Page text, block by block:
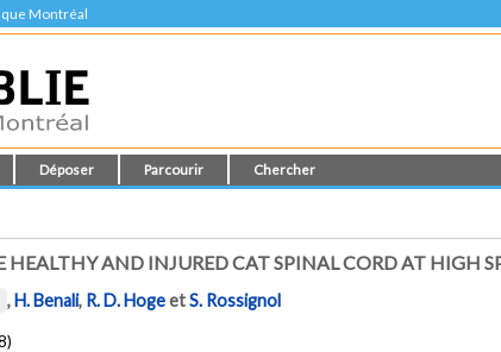
Montréal
Déposer Parcourir Chercher
AND INJURED CAT SPINAL CORD AT HIGH
,H. Benali, R. D. HogeetS. Rossignol